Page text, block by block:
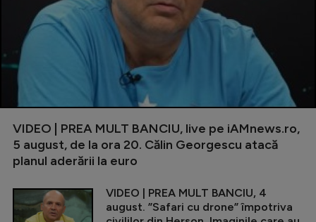
VIDEO | PREA MULT BANCIU, live pe iAMnews.ro,
5 august, de la ora 20. Călin Georgescu atacă
planul aderării la euro
VIDEO | PREA MULT BANCIU, 4
august. ”Safari cu drone” împotriva